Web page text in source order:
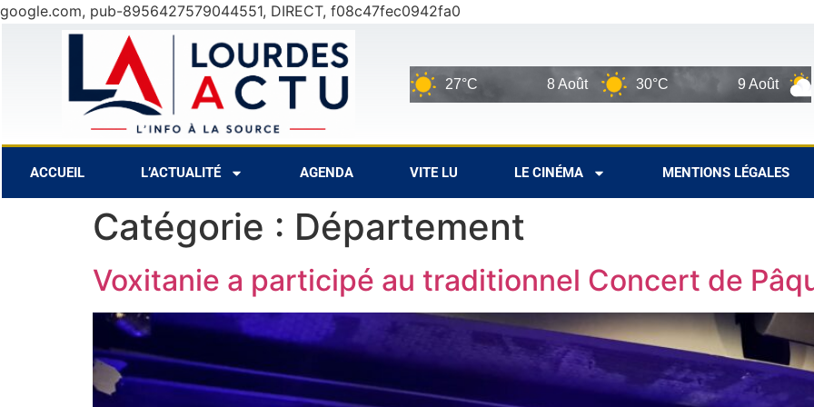
google.com, pub-8956427579044551, DIRECT, f08c47fec0942fa0
6 Août 7 Août 8 Août 30°C 9 Août 28°C
ACCUEIL L’ACTUALITÉ AGENDA VITE LU LE CINÉMA MENTIONS LÉGALES
Catégorie : Département
Voxitanie a participé au traditionnel Concert de